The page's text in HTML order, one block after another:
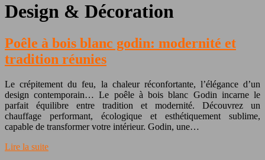
Design & Décoration
Poêle à bois blanc godin: modernité et
tradition réunies
Le crépitement du feu, la chaleur réconfortante, l’élégance d’un
design contemporain… Le poêle à bois blanc Godin incarne le
parfait équilibre entre tradition et modernité. Découvrez un
chauffage performant, écologique et esthétiquement sublime,
capable de transformer votre intérieur. Godin, une…
Lire la suite